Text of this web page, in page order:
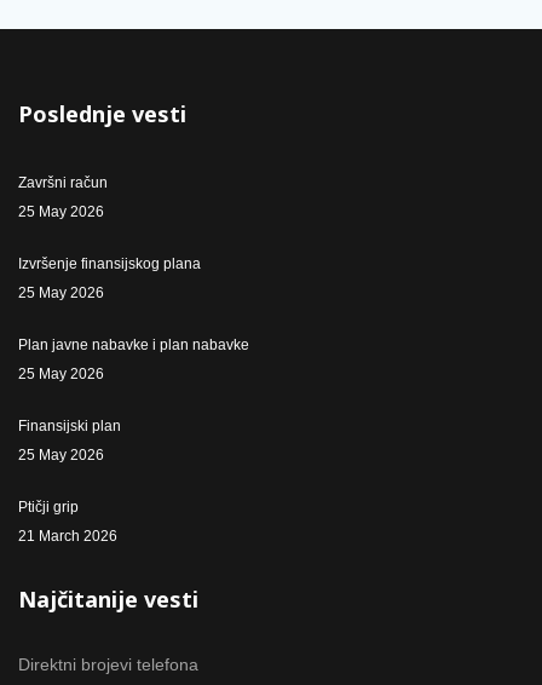
Poslednje vesti
Završni račun
25 May 2026
Izvršenje finansijskog plana
25 May 2026
Plan javne nabavke i plan nabavke
25 May 2026
Finansijski plan
25 May 2026
Ptičji grip
21 March 2026
Najčitanije vesti
Direktni brojevi telefona